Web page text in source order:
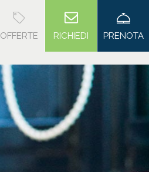
OFFERTE RICHIEDI PRENOTA